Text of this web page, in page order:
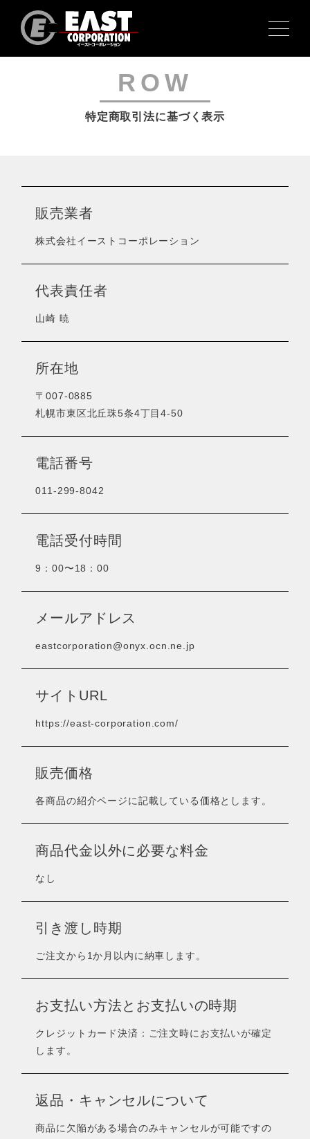
COMMERCE
ROW
特定商取引法に基づく表示
販売業者
株式会社イーストコーポレーション
代表責任者
山崎 暁
所在地
〒007-0885
札幌市東区北丘珠5条4丁目4-50
電話番号
011-299-8042
電話受付時間
9：00〜18：00
メールアドレス
eastcorporation@onyx.ocn.ne.jp
サイトURL
https://east-corporation.com/
販売価格
各商品の紹介ページに記載している価格とします。
商品代金以外に必要な料金
なし
引き渡し時期
ご注文から1か月以内に納車します。
お支払い方法とお支払いの時期
クレジットカード決済：ご注文時にお支払いが確定
します。
返品・キャンセルについて
商品に欠陥がある場合のみキャンセルが可能ですの